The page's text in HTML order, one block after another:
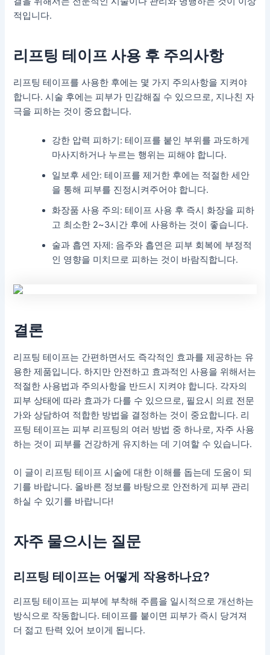
적입니다.
리프팅 테이프 사용 후 주의사항
리프팅 테이프를 사용한 후에는 몇 가지 주의사항을 지켜야
합니다. 시술 후에는 피부가 민감해질 수 있으므로, 지나친 자
극을 피하는 것이 중요합니다.
강한 압력 피하기: 테이프를 붙인 부위를 과도하게
마사지하거나 누르는 행위는 피해야 합니다.
일보후 세안: 테이프를 제거한 후에는 적절한 세안
을 통해 피부를 진정시켜주어야 합니다.
화장품 사용 주의: 테이프 사용 후 즉시 화장을 피하
고 최소한 2~3시간 후에 사용하는 것이 좋습니다.
술과 흡연 자제: 음주와 흡연은 피부 회복에 부정적
인 영향을 미치므로 피하는 것이 바람직합니다.
결론
리프팅 테이프는 간편하면서도 즉각적인 효과를 제공하는 유
용한 제품입니다. 하지만 안전하고 효과적인 사용을 위해서는
적절한 사용법과 주의사항을 반드시 지켜야 합니다. 각자의
피부 상태에 따라 효과가 다를 수 있으므로, 필요시 의료 전문
가와 상담하여 적합한 방법을 결정하는 것이 중요합니다. 리
프팅 테이프는 피부 리프팅의 여러 방법 중 하나로, 자주 사용
하는 것이 피부를 건강하게 유지하는 데 기여할 수 있습니다.
이 글이 리프팅 테이프 시술에 대한 이해를 돕는데 도움이 되
기를 바랍니다. 올바른 정보를 바탕으로 안전하게 피부 관리
하실 수 있기를 바랍니다!
자주 물으시는 질문
리프팅 테이프는 어떻게 작용하나요?
리프팅 테이프는 피부에 부착해 주름을 일시적으로 개선하는
방식으로 작동합니다. 테이프를 붙이면 피부가 즉시 당겨져
더 젊고 탄력 있어 보이게 됩니다.